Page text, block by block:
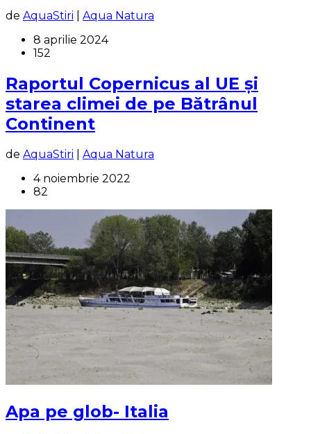
de AquaStiri
Aqua Natura
8 aprilie 2024
152
Raportul Copernicus al UE și
starea climei de pe Bătrânul
Continent
de AquaStiri
Aqua Natura
4 noiembrie 2022
82
Apa pe glob- Italia